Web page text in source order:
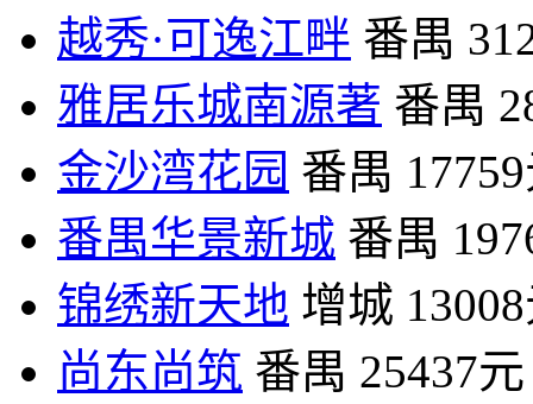
越秀·可逸江畔 番禺
雅居乐城南源著 番禺
金沙湾花园 番禺
番禺华景新城 番禺
锦绣新天地 增城
尚东尚筑 番禺 25437元